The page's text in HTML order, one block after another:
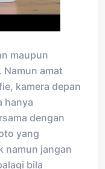
maupun
Namun amat
kamera depan
hanya
dengan
yang
namun jangan
bila